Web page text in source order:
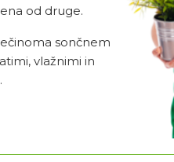
od druge.
sončnem
vlažnimi in